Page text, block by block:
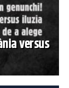
versus